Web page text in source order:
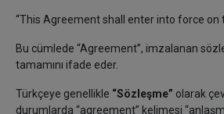
“This Agreement shall enter into force on
Bu cümlede “Agreement”, imzalanan
tamamını ifade eder.
Türkçeye genellikle “Sözleşme” olarak
durumlarda “agreement” kelimesi